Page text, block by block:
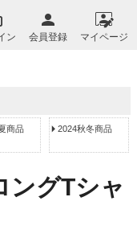
ン 会員登録 マイページ
商品 2024秋冬商品
ングTシャ
ジト
ップ